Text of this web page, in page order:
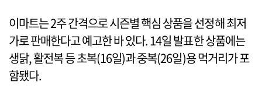
이마트는 2주 간격으로 시즌별 핵심 상품을 선정해 최저
가로 판매한다고 예고한 바 있다. 14일 발표한 상품에는
생닭, 활전복 등 초복(16일)과 중복(26일)용 먹거리가 포
함됐다.